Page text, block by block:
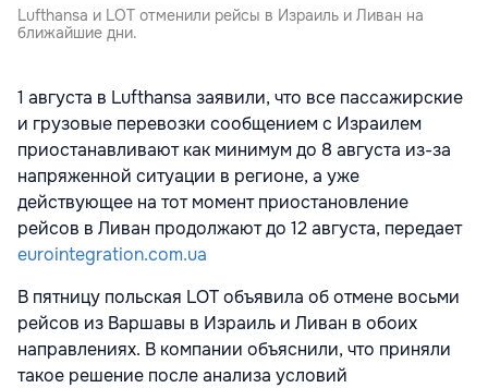
Lufthansa и LOT отменили рейсы в Израиль и Ливан на
ближайшие дни.
1 августа в Lufthansa заявили, что все пассажирские
и грузовые перевозки сообщением с Израилем
приостанавливают как минимум до 8 августа из-за
напряженной ситуации в регионе, а уже
действующее на тот момент приостановление
рейсов в Ливан продолжают до 12 августа, передает
eurointegration.com.ua
В пятницу польская LOT объявила об отмене восьми
рейсов из Варшавы в Израиль и Ливан в обоих
направлениях. В компании объяснили, что приняли
такое решение после анализа условий